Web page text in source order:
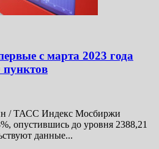
с марта 2023 года
пунктов
/ ТАСС Индекс Мосбиржи
опустившись до уровня 2388,21
данные...